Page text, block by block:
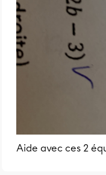
Aide avec ces 2